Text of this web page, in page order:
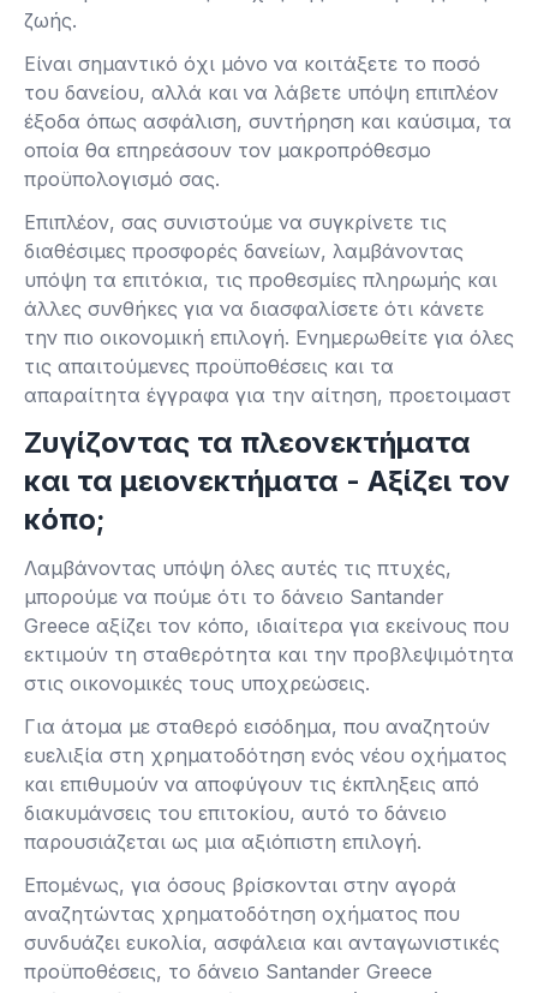
ζωής.
Είναι σημαντικό όχι μόνο να κοιτάξετε το ποσό
του δανείου, αλλά και να λάβετε υπόψη επιπλέον
έξοδα όπως ασφάλιση, συντήρηση και καύσιμα, τα
οποία θα επηρεάσουν τον μακροπρόθεσμο
προϋπολογισμό σας.
Επιπλέον, σας συνιστούμε να συγκρίνετε τις
διαθέσιμες προσφορές δανείων, λαμβάνοντας
υπόψη τα επιτόκια, τις προθεσμίες πληρωμής και
άλλες συνθήκες για να διασφαλίσετε ότι κάνετε
την πιο οικονομική επιλογή. Ενημερωθείτε για όλες
τις απαιτούμενες προϋποθέσεις και τα
απαραίτητα έγγραφα για την αίτηση, προετοιμαστ
Ζυγίζοντας τα πλεονεκτήματα
και τα μειονεκτήματα - Αξίζει τον
κόπο;
Λαμβάνοντας υπόψη όλες αυτές τις πτυχές,
μπορούμε να πούμε ότι το δάνειο Santander
Greece αξίζει τον κόπο, ιδιαίτερα για εκείνους που
εκτιμούν τη σταθερότητα και την προβλεψιμότητα
στις οικονομικές τους υποχρεώσεις.
Για άτομα με σταθερό εισόδημα, που αναζητούν
ευελιξία στη χρηματοδότηση ενός νέου οχήματος
και επιθυμούν να αποφύγουν τις έκπληξεις από
διακυμάνσεις του επιτοκίου, αυτό το δάνειο
παρουσιάζεται ως μια αξιόπιστη επιλογή.
Επομένως, για όσους βρίσκονται στην αγορά
αναζητώντας χρηματοδότηση οχήματος που
συνδυάζει ευκολία, ασφάλεια και ανταγωνιστικές
προϋποθέσεις, το δάνειο Santander Greece